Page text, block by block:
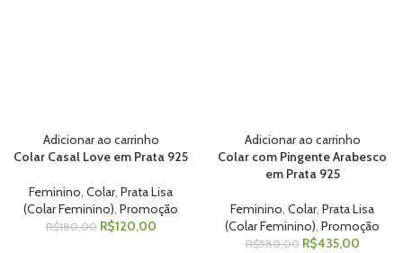
Adicionar ao carrinho
Colar Casal Love em Prata 925
Feminino, Colar, Prata Lisa
(Colar Feminino), Promoção
R$180,00 R$120,00
Adicionar ao carrinho
Colar com Pingente Arabesco
em Prata 925
Feminino, Colar, Prata Lisa
(Colar Feminino), Promoção
R$580,00 R$435,00